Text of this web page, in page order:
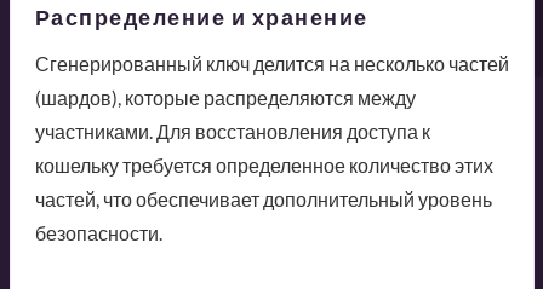
Распределение и хранение
Сгенерированный ключ делится на несколько частей
(шардов), которые распределяются между
участниками. Для восстановления доступа к
кошельку требуется определенное количество этих
частей, что обеспечивает дополнительный уровень
безопасности.